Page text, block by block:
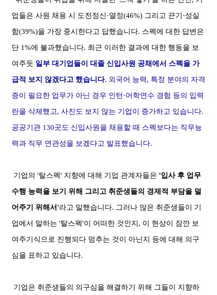
업들은 사원 채용 시 도전정신·열정(46%) 그리고 끈기·성실
함(39%)을 가장 중시한다고 답했습니다. 스펙에 대한 답변은
단 1%에 불과했습니다. 최근 이러한 결과에 대한 행동을 보
여주듯 일부 대기업들이 대졸 신입사원 공채에서 스펙을 가
급적 보지 않겠다고 했습니다. 외국어 능력, 특정 분야의 자격
증이 필요한 업무가 아닌 경우 인턴·어학연수 경험 등의 입력
란을 삭제했고, 사진도 보지 않는 기업이 증가하고 있습니다.
공공기관 130곳도 신입사원을 채용할 때 스펙보다는 직무능
력과 직무 연관성을 보겠다고 발표했습니다.
기업의 '탈스펙' 지향에 대해 기업 관계자들은 '입사 후 업무
수행 능력을 보기 위해 그리고 취준생들의 경제적 부담을 덜
어주기 위해서'라고 말했습니다. 그러나 많은 취준생들이 기
업에서 말하는 '탈스펙'이 어떠한 것인지, 이 현상이 잠깐 보
여주기식으로 진행되다 멈추는 것이 아닌지 등에 대해 의구
심을 표하고 있습니다.
기업은 취준생들의 의구심을 해결하기 위해 그들이 지향하